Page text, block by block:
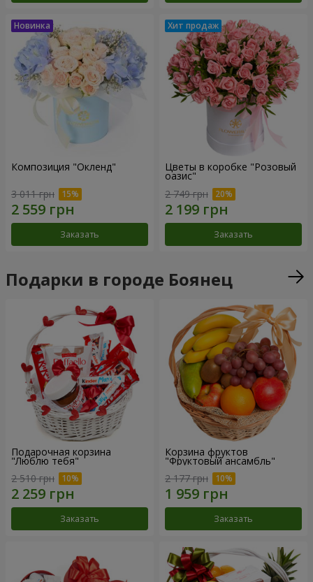
Композиция "Окленд"
3 011 грн
Заказать
Цветы в коробке "Розовый
оазис"
2 749 грн
Заказать
Подарки в городе Боянец
Подарочная корзина
"Люблю тебя"
2 510 грн
Заказать
Корзина фруктов
"Фруктовый ансамбль"
2 177 грн
Заказать